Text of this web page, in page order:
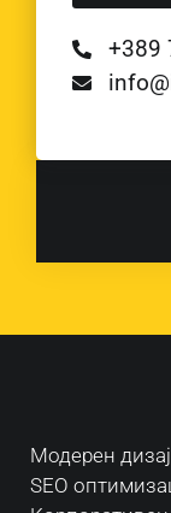
+389
Модерен
SEO